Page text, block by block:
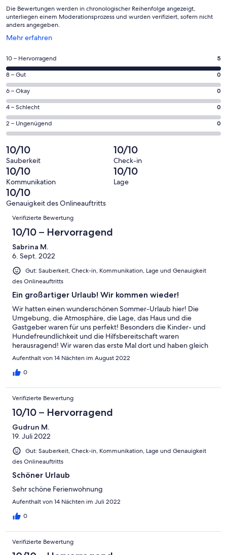
Die Bewertungen werden in chronologischer Reihenfolge angezeigt,
unterliegen einem Moderationsprozess und wurden verifiziert, sofern nicht
anders angegeben.
Mehr erfahren
Wird
einem
neuen
Fenster
geöffnet
5
von
insgesamt
5
Gästebewertungen
haben
eine
Bewertung
von
10
-
Hervorragend
10 – Hervorragend 5
0
von
insgesamt
5
Gästebewertungen
haben
Bewertung
von
8
-
Gut
8 – Gut 0
0
von
insgesamt
5
Gästebewertungen
haben
eine
Bewertung
von
6
-
Okay
6 – Okay 0
0
von
insgesamt
Gästebewertungen
haben
eine
Bewertung
von
4
4 – Schlecht 0
0
von
insgesamt
5
Gästebewertungen
haben
eine
Bewertung
2 – Ungenügend 0
10/10
Sauberkeit
10/10
Check-in
10/10
Kommunikation
10/10
Lage
10/10
Genauigkeit des Onlineauftritts
Bewertungen
Verifizierte Bewertung
10/10 – Hervorragend
Sabrina M.
6. Sept. 2022
Gut: Sauberkeit, Check-in, Kommunikation, Lage und Genauigkeit
des Onlineauftritts
Ein großartiger Urlaub! Wir kommen wieder!
Wir hatten einen wunderschönen Sommer-Urlaub hier! Die
Umgebung, die Atmosphäre, die Lage, das Haus und die
Gastgeber waren für uns perfekt! Besonders die Kinder- und
Hundefreundlichkeit und die Hilfsbereitschaft waren
herausragend! Wir waren das erste Mal dort und haben gleich
für nächstes Jahr gebucht. Wir freuen uns schon!
Aufenthalt von 14 Nächten im August 2022
0
Verifizierte Bewertung
10/10 – Hervorragend
Gudrun M.
19. Juli 2022
Gut: Sauberkeit, Check-in, Kommunikation, Lage und Genauigkeit
des Onlineauftritts
Schöner Urlaub
Sehr schöne Ferienwohnung
Aufenthalt von 14 Nächten im Juli 2022
0
Verifizierte Bewertung